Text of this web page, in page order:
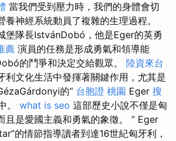
當我們受到壓力時，我們的身體會切
神經系統動員了複雜的生理過程。
堡隊長IstvánDobó，他是Eger的英勇
薦 演員的任務是形成勇氣和領導能
的鬥爭和決定交給觀眾。 陸資來台
利文化生活中發揮著關鍵作用，尤其是
的“ 台胞證 桃園 Eger 搜
。 what is seo 這部歷史小說不僅是匈
且是愛國主義和勇氣的象徵。 “ Eger
的情節指導讀者到達16世紀匈牙利，